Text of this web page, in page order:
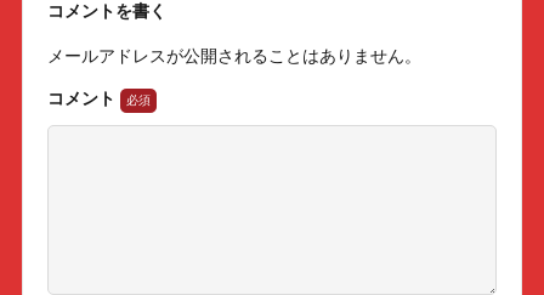
コメントを書く
メールアドレスが公開されることはありません。
コメント